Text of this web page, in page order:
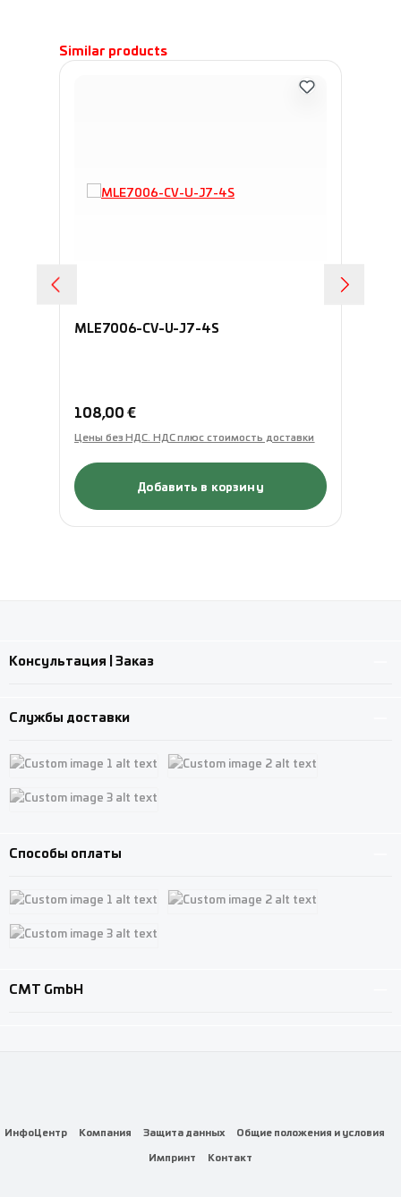
Пропустить галерею продуктов
Similar products
MLE7006-CV-U-J7-4S
Обычная цена:
108,00 €
Цены без НДС. НДС плюс стоимость доставки
Добавить в корзину
Консультация | Заказ
Службы доставки
Custom image 1
Способы оплаты
Custom image 1
CMT GmbH
ИнфоЦентр Компания Защита данных
Общие положения и условия
Импринт
Контакт